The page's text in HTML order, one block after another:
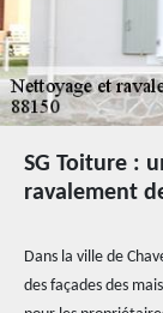
SG Toiture :
ravalement
Dans la ville de
des façades des